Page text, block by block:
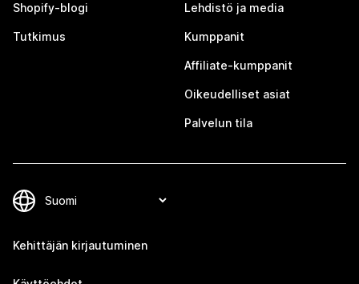
Shopify-blogi
Tutkimus
Lehdistö ja media
Kumppanit
Affiliate-kumppanit
Oikeudelliset asiat
Palvelun tila
Kehittäjän kirjautuminen